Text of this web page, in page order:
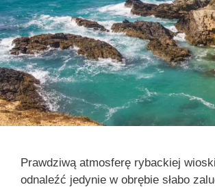
Prawdziwą atmosferę rybackiej
odnaleźć jedynie w obrębie słabo